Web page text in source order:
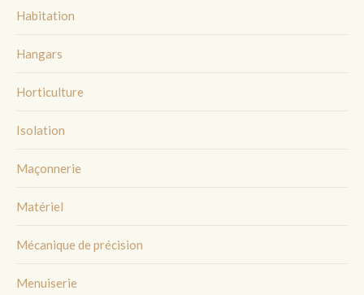
Habitation
Hangars
Horticulture
Isolation
Maçonnerie
Matériel
Mécanique de précision
Menuiserie